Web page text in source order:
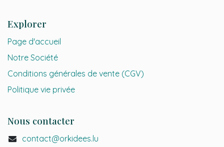
Explorer
Page d'accueil
Notre Société
Conditions générales de vente (CGV)
Politique vie privée
Nous contacter
contact@orkidees.lu